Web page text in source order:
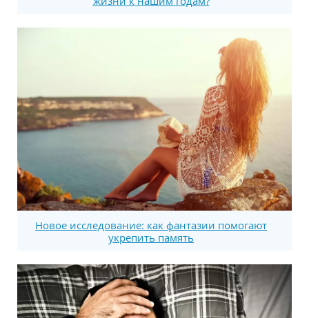
Новое исследование: как фантазии помогают
укрепить память